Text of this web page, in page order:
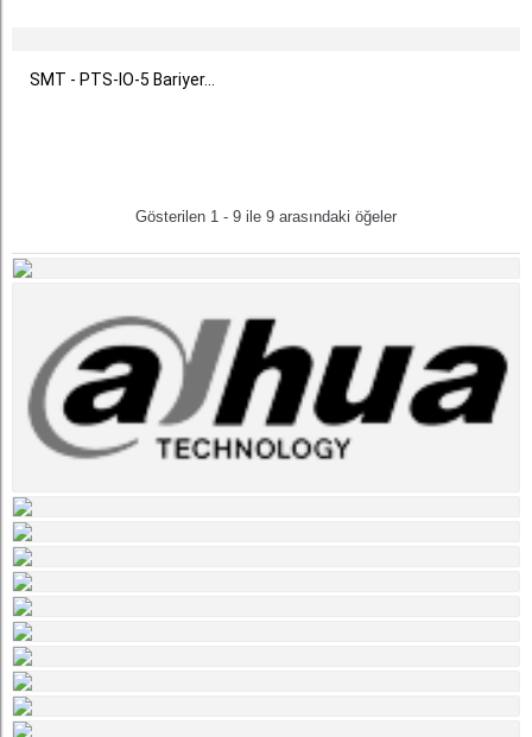
SMT - PTS-IO-5 Bariyer...
Gösterilen 1 - 9 ile 9 arasındaki öğeler